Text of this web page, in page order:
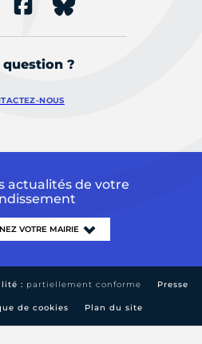
question ?
NOUS
actualités de votre
: partiellement conforme Presse
de cookies Plan du site